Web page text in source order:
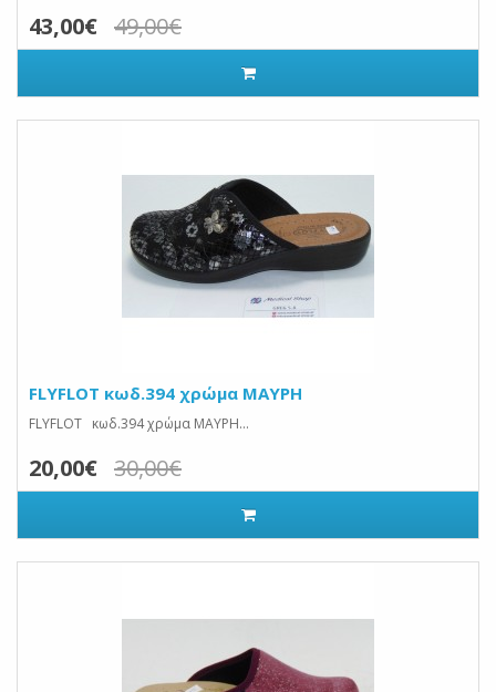
43,00€ 49,00€
FLYFLOT κωδ.394 χρώμα ΜΑΥΡΗ
FLYFLOT κωδ.394 χρώμα ΜΑΥΡΗ...
20,00€ 30,00€